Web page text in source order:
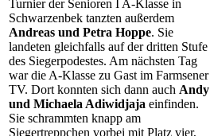
Turnier der Senioren I A-Klasse in
Schwarzenbek tanzten außerdem
Andreas und Petra Hoppe. Sie
landeten gleichfalls auf der dritten Stufe
des Siegerpodestes. Am nächsten Tag
war die A-Klasse zu Gast im Farmsener
TV. Dort konnten sich dann auch Andy
und Michaela Adiwidjaja einfinden.
Sie schrammten knapp am
Siegertreppchen vorbei mit Platz vier,